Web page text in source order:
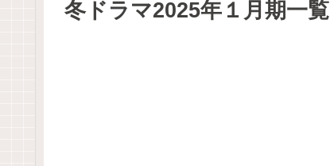
冬ドラマ2025年１月期一覧